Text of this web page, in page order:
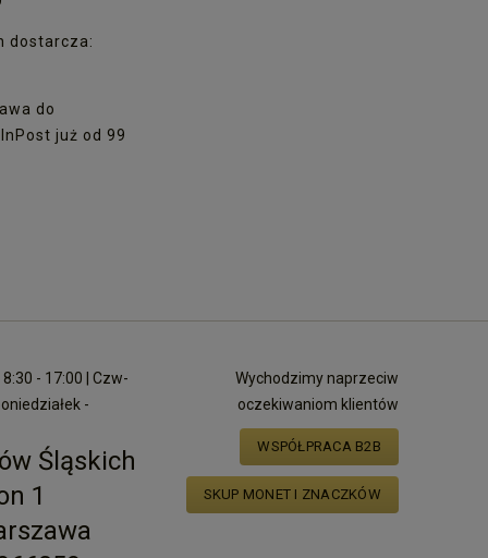
dostarcza:
do
już od 99
- 17:00 | Czw-
-
Śląskich
1
Wychodzimy naprzeciw
oczekiwaniom klientów
WSPÓŁPRACA B2B
SKUP MONET I ZNACZKÓW